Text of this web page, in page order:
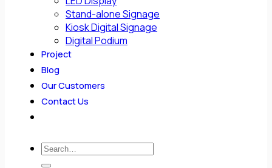
Stand-alone Signage
Kiosk Digital Signage
Digital Podium
Project
Blog
Our Customers
Contact Us
Search
for: